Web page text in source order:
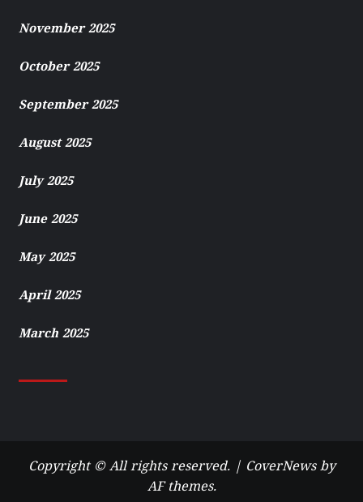
November 2025
October 2025
September 2025
August 2025
July 2025
June 2025
May 2025
April 2025
March 2025
Copyright © All rights reserved. | CoverNewsby
AF themes.